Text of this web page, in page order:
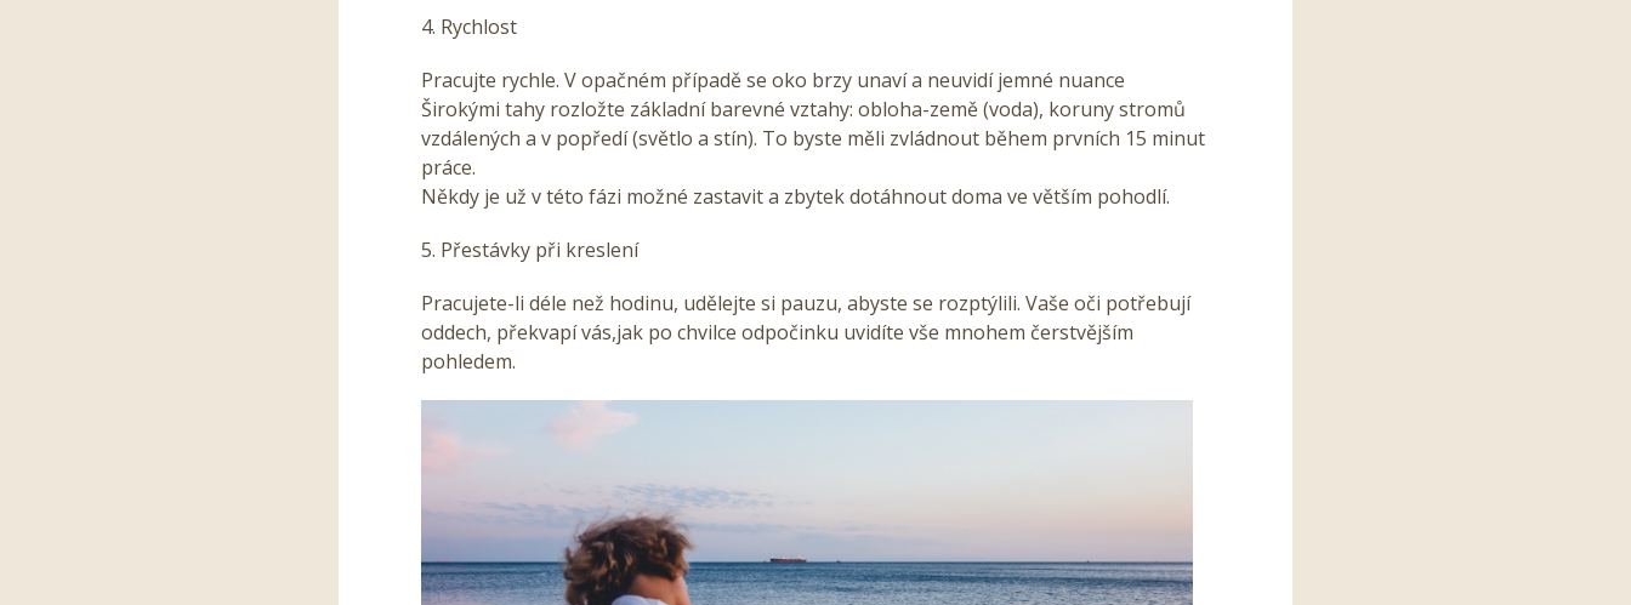
4. Rychlost
Pracujte rychle. V opačném případě se oko brzy unaví a neuvidí jemné nuance
Širokými tahy rozložte základní barevné vztahy: obloha-země (voda), koruny stromů
vzdálených a v popředí (světlo a stín). To byste měli zvládnout během prvních 15 minut
práce.
Někdy je už v této fázi možné zastavit a zbytek dotáhnout doma ve větším pohodlí.
5. Přestávky při kreslení
Pracujete-li déle než hodinu, udělejte si pauzu, abyste se rozptýlili. Vaše oči potřebují
oddech, překvapí vás,jak po chvilce odpočinku uvidíte vše mnohem čerstvějším
pohledem.